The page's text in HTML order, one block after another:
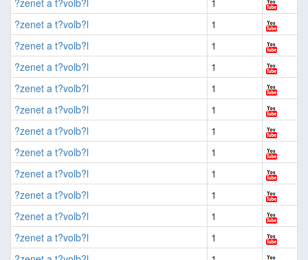
?zenet a t?volb?l
1
?zenet a t?volb?l
1
?zenet a t?volb?l
1
?zenet a t?volb?l
1
?zenet a t?volb?l
1
?zenet a t?volb?l
1
?zenet a t?volb?l
1
?zenet a t?volb?l
1
?zenet a t?volb?l
1
?zenet a t?volb?l
1
?zenet a t?volb?l
1
?zenet a t?volb?l
1